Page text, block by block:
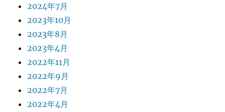
2024年7月
2023年10月
2023年8月
2023年4月
2022年11月
2022年9月
2022年7月
2022年4月